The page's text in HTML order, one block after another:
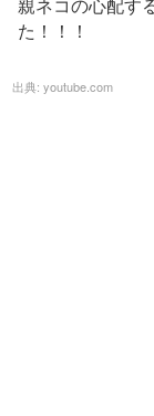
た！！！
出典: youtube.com